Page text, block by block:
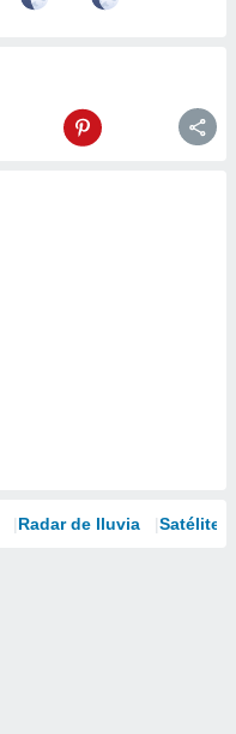
Radar de lluvia Satélites